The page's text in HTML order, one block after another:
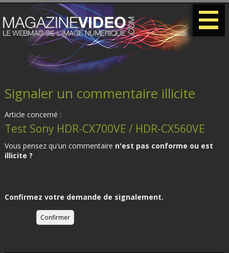
Signaler un commentaire illicite
Article concerné :
Test Sony HDR-CX700VE / HDR-CX560VE
Vous pensez qu'un commentaire n'est pas conforme ou est
illicite ?
Confirmez votre demande de signalement.
-
-
-